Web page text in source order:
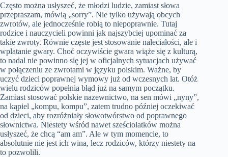
Często można usłyszeć, że młodzi ludzie, zamiast słowa
przepraszam, mówią „sorry”. Nie tylko używają obcych
zwrotów, ale jednocześnie robią to niepoprawnie. Tutaj
rodzice i nauczycieli powinni jak najszybciej upominać za
takie zwroty. Równie częste jest stosowanie naleciałości, ale i
wplatanie gwary. Choć oczywiście gwara wiąże się z kulturą,
to nadal nie powinno się jej w oficjalnych sytuacjach używać
w połączeniu ze zwrotami w języku polskim. Ważne, by
uczyć dzieci poprawnej wymowy już od wczesnych lat. Otóż
wielu rodziców popełnia błąd już na samym początku.
Zamiast stosować polskie nazewnictwo, na sen mówi „nyny”,
na kąpiel „kompu, kompu”, zatem trudno później oczekiwać
od dzieci, aby rozróżniały słowotwórstwo od poprawnego
słownictwa. Niestety wśród nawet sześciolatków można
usłyszeć, że chcą “am am”. Ale w tym momencie, to
absolutnie nie jest ich wina, lecz rodziców, którzy niestety na
to pozwolili.